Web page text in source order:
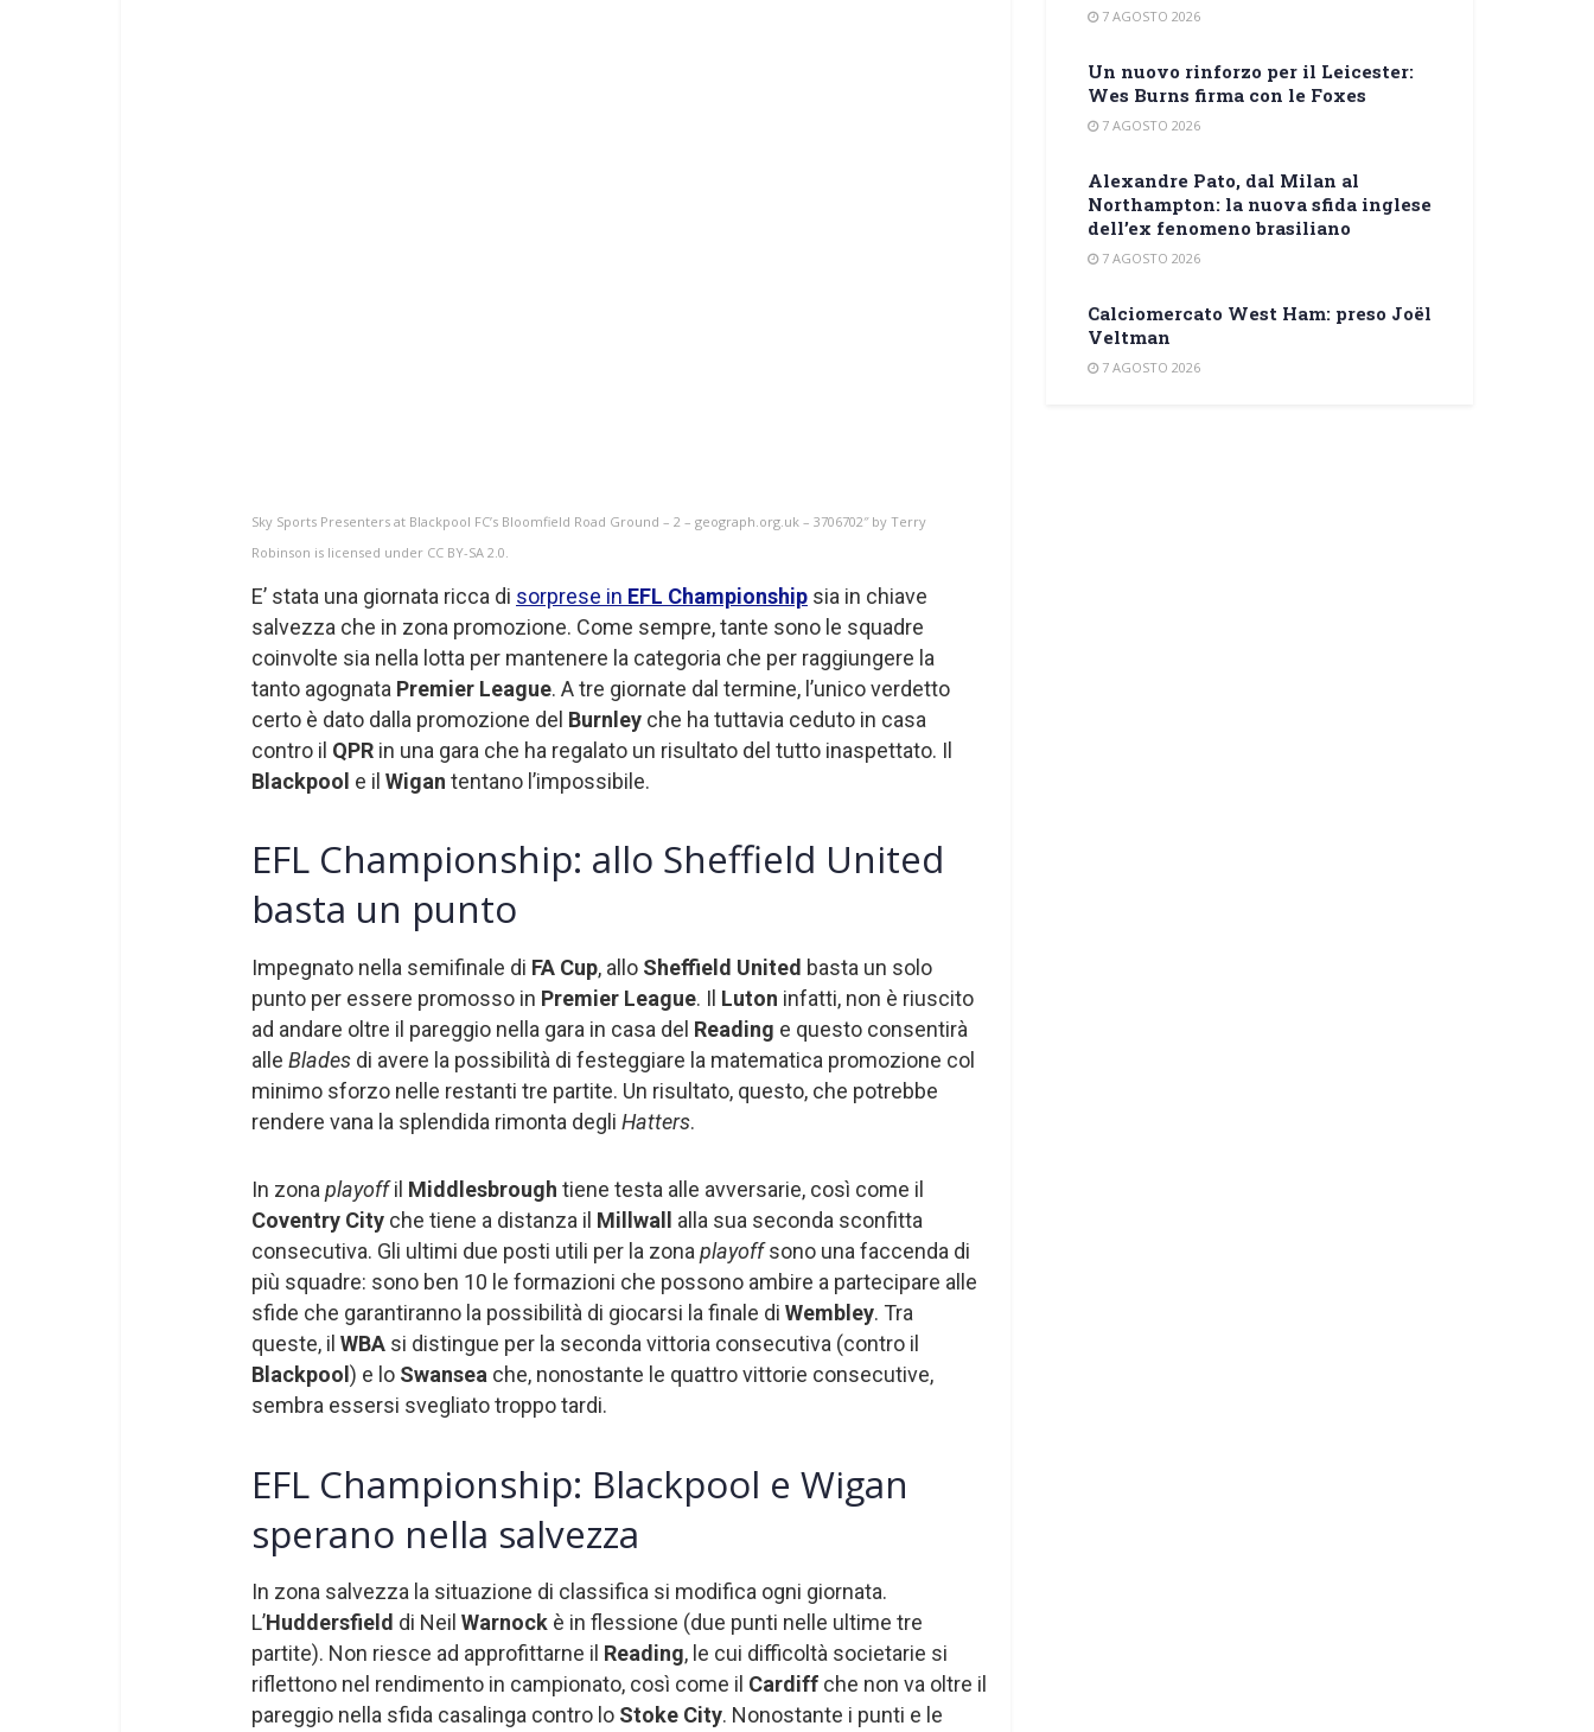
Sky Sports Presenters at Blackpool FC’s Bloomfield Road Ground – 2 – geograph.org.uk – 3706702″ by Terry
Robinson is licensed under CC BY-SA 2.0.
E’ stata una giornata ricca di sorprese in EFL Championship sia in chiave
salvezza che in zona promozione. Come sempre, tante sono le squadre
coinvolte sia nella lotta per mantenere la categoria che per raggiungere la
tanto agognata Premier League. A tre giornate dal termine, l’unico verdetto
certo è dato dalla promozione del Burnley che ha tuttavia ceduto in casa
contro il QPR in una gara che ha regalato un risultato del tutto inaspettato. Il
Blackpool e il Wigan tentano l’impossibile.
EFL Championship: allo Sheffield United
basta un punto
Impegnato nella semifinale di FA Cup, allo Sheffield United basta un solo
punto per essere promosso in Premier League. Il Luton infatti, non è riuscito
ad andare oltre il pareggio nella gara in casa del Reading e questo consentirà
alle Blades di avere la possibilità di festeggiare la matematica promozione col
minimo sforzo nelle restanti tre partite. Un risultato, questo, che potrebbe
rendere vana la splendida rimonta degli Hatters.
In zonaplayoffil Middlesbrough tiene testa alle avversarie, così come il
Coventry City che tiene a distanza il Millwall
alla sua seconda sconfitta
consecutiva. Gli ultimi due posti utili per la zonaplayoffsono una faccenda di
più squadre: sono ben 10 le formazioni che possono ambire a partecipare alle
sfide che garantiranno la possibilità di giocarsi la finale di Wembley. Tra
queste, il WBA si distingue per la seconda vittoria consecutiva (contro il
Blackpool ) e lo Swansea che, nonostante le quattro vittorie consecutive,
sembra essersi svegliato troppo tardi.
EFL Championship: Blackpool e Wigan
sperano nella salvezza
In zona salvezza la situazione di classifica si modifica ogni giornata.
L’Huddersfield di Neil Warnock è in flessione (due punti nelle ultime tre
partite). Non riesce ad approfittarne il Reading, le cui difficoltà societarie si
riflettono nel rendimento in campionato, così come il Cardiff che non va oltre il
pareggio nella sfida casalinga contro lo Stoke City. Nonostante i punti e le
7 AGOSTO 2026
Un nuovo rinforzo per il Leicester:
Wes Burns firma con le Foxes
7 AGOSTO 2026
Alexandre Pato, dal Milan al
Northampton: la nuova sfida inglese
dell’ex fenomeno brasiliano
7 AGOSTO 2026
Calciomercato West Ham: preso Joël
Veltman
7 AGOSTO 2026